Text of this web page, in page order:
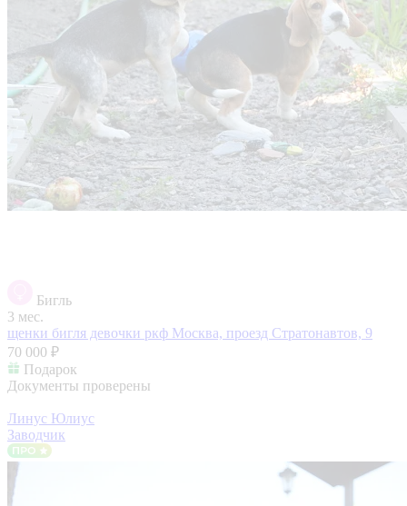
Бигль
3 мес.
щенки бигля девочки ркф Москва, проезд Стратонавтов, 9
70 000 ₽
Подарок
Документы проверены
Линус Юлиус
Заводчик